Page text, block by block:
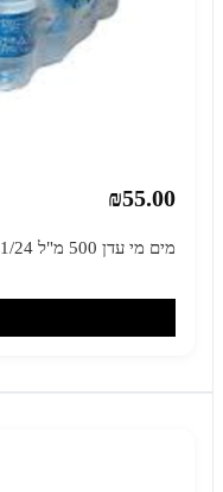
₪55.00
מים מי עדן 500 מ"ל 1/24